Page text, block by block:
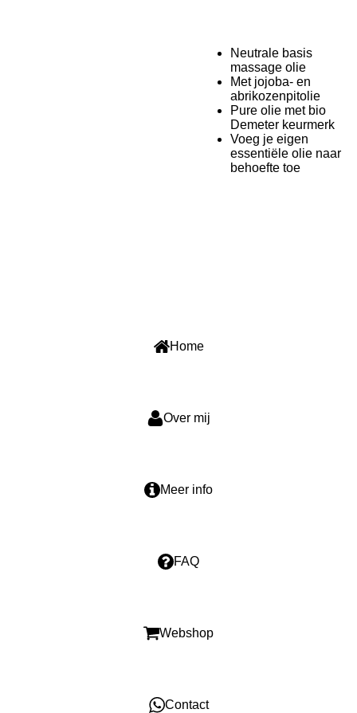
Neutrale basis
massage olie
Met jojoba- en
abrikozenpitolie
Pure olie met bio
Demeter keurmerk
Voeg je eigen
essentiële olie naar
behoefte toe
Home
Over mij
Meer info
FAQ
Webshop
Contact